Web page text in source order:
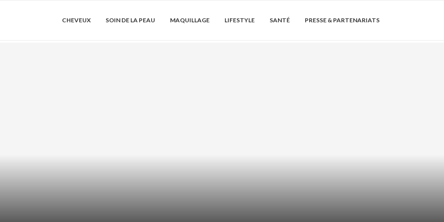
CHEVEUX SOIN DE LA PEAU MAQUILLAGE LIFESTYLE SANTÉ PRESSE & PARTENARIATS